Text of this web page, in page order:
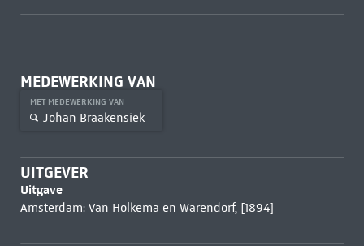
MEDEWERKING VAN
MET MEDEWERKING VAN
Johan Braakensiek
UITGEVER
Uitgave
Amsterdam: Van Holkema en Warendorf, [1894]